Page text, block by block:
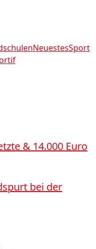
NeuestesSport
& 14.000 Euro
bei der